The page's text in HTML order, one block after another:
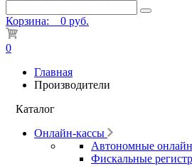
Корзина: 0 руб.
0
Главная
Производители
Каталог
Онлайн-кассы
Автономные
Фискальные